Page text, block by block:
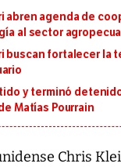
abren agenda de
al sector
buscan fortalecer la
y terminó
Matías Pourrain
Chris